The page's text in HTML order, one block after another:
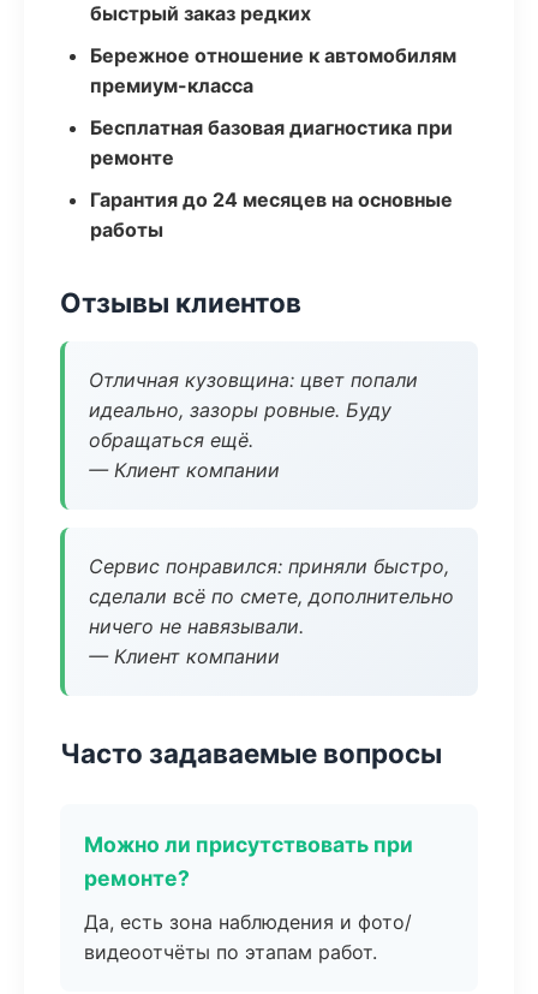
быстрый заказ редких
Бережное отношение к автомобилям
премиум-класса
Бесплатная базовая диагностика при
ремонте
Гарантия до 24 месяцев на основные
работы
Отзывы клиентов
Отличная кузовщина: цвет попали
идеально, зазоры ровные. Буду
обращаться ещё.
— Клиент компании
Сервис понравился: приняли быстро,
сделали всё по смете, дополнительно
ничего не навязывали.
— Клиент компании
Часто задаваемые вопросы
Можно ли присутствовать при
ремонте?
Да, есть зона наблюдения и фото/
видеоотчёты по этапам работ.